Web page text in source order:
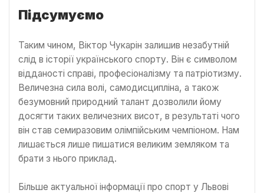
Підсумуємо
Таким чином, Віктор Чукарін залишив незабутній
слід в історії українського спорту. Він є символом
відданості справі, професіоналізму та патріотизму.
Величезна сила волі, самодисципліна, а також
безумовний природний талант дозволили йому
досягти таких величезних висот, в результаті чого
він став семиразовим олімпійським чемпіоном. Нам
лишається лише пишатися великим земляком та
брати з нього приклад.
Більше актуальної інформації про спорт у Львові